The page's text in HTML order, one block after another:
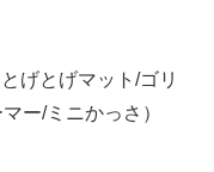
げとげマット/ゴリ
ー/ミニかっさ）